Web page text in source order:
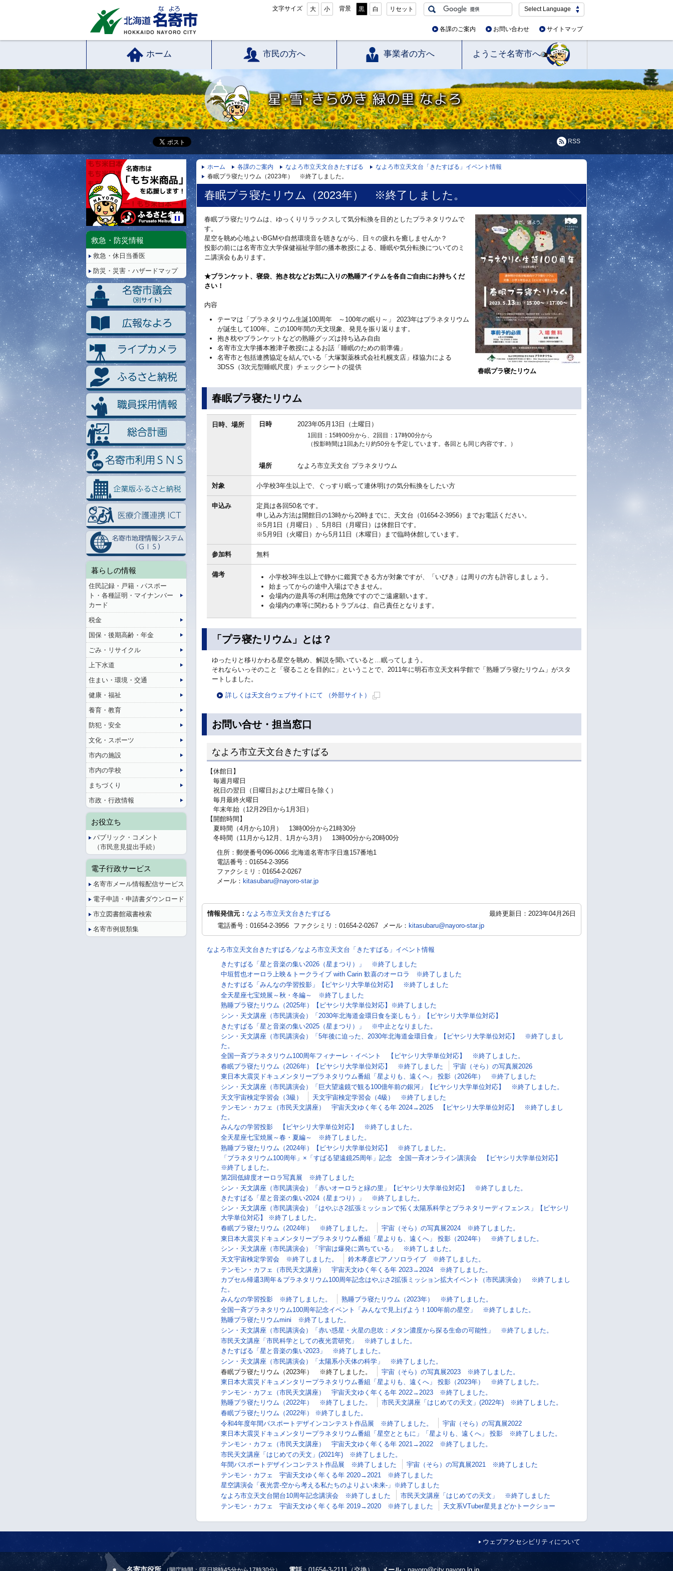
文字サイズ 大 小 背景 黒 白 リセット Select Language
各課のご案内 お問い合わせ サイトマップ
ホーム 市民の方へ 事業者の方へ ようこそ名寄市へ
星・雪・きらめき 緑の里 なよろ
RSS
ホーム 各課のご案内 なよろ市立天文台きたすばる
なよろ市立天文台「きたすばる」イベント情報
春眠プラ寝たリウム（2023年） ※終了しました。
春眠プラ寝たリウム（2023年） ※終了しました。
春眠プラ寝たリウム
春眠プラ寝たリウムは、ゆっくりリラックスして気分転換を目的としたプラネタリウムで
す。
星空を眺め心地よいBGMや自然環境音を聴きながら、日々の疲れを癒しませんか？
投影の前には名寄市立大学保健福祉学部の播本教授による、睡眠や気分転換についてのミ
ニ講演会もあります。
★ブランケット、寝袋、抱き枕などお気に入りの熟睡アイテムを各自ご自由にお持ちくだ
さい！
内容
テーマは「プラネタリウム生誕100周年 ～100年の眠り～」 2023年はプラネタリウム
が誕生して100年。この100年間の天文現象、発見を振り返ります。
抱き枕やブランケットなどの熟睡グッズは持ち込み自由
名寄市立大学播本雅津子教授によるお話「睡眠のための前準備」
名寄市と包括連携協定を結んでいる「大塚製薬株式会社札幌支店」様協力による
3DSS（3次元型睡眠尺度）チェックシートの提供
春眠プラ寝たリウム
日時、場所 日時 2023年05月13日（土曜日）
1回目：15時00分から、2回目：17時00分から
（投影時間は1回あたり約50分を予定しています。各回とも同じ内容です。）
場所 なよろ市立天文台 プラネタリウム
対象 小学校3年生以上で、ぐっすり眠って連休明けの気分転換をしたい方
申込み
定員は各回50名です。
申し込み方法は開館日の13時から20時までに、天文台（01654-2-3956）までお電話ください。
※5月1日（月曜日）、5月8日（月曜日）は休館日です。
※5月9日（火曜日）から5月11日（木曜日）まで臨時休館しています。
参加料 無料
備考
小学校3年生以上で静かに鑑賞できる方が対象ですが、「いびき」は周りの方も許容しましょう。
始まってからの途中入場はできません。
会場内の遊具等の利用は危険ですのでご遠慮願います。
会場内の車等に関わるトラブルは、自己責任となります。
「プラ寝たリウム」とは？
ゆったりと移りかわる星空を眺め、解説を聞いていると…眠ってしまう。
それならいっそのこと「寝ることを目的に」ということで、2011年に明石市立天文科学館で「熟睡プラ寝たリウム」がスタ
ートしました。
詳しくは天文台ウェブサイトにて （外部サイト）
で
お問い合せ・担当窓口
なよろ市立天文台きたすばる
【休館日】
毎週月曜日
祝日の翌日（日曜日および土曜日を除く）
毎月最終火曜日
年末年始（12月29日から1月3日）
【開館時間】
夏時間（4月から10月） 13時00分から21時30分
冬時間（11月から12月、1月から3月） 13時00分から20時00分
住所：郵便番号096-0066 北海道名寄市字日進157番地1
電話番号：01654-2-3956
ファクシミリ：01654-2-0267
メール： kitasubaru@nayoro-star.jp
最終更新日：2023年04月26日
情報発信元： なよろ市立天文台きたすばる
電話番号：01654-2-3956
ファクシミリ：01654-2-0267 メール： kitasubaru@nayoro-star.jp
なよろ市立天文台きたすばる／なよろ市立天文台「きたすばる」イベント情報
きたすばる「星と音楽の集い2026（星まつり）」 ※終了しました
中垣哲也オーロラ上映＆トークライブ with Carin 歓喜のオーロラ ※終了しました
きたすばる「みんなの学習投影」【ピヤシリ大学単位対応】 ※終了しました
全天星座七宝焼展～秋・冬編～ ※終了しました
熟睡プラ寝たリウム（2025年）【ピヤシリ大学単位対応】※終了しました
シン・天文講座（市民講演会）「2030年北海道金環日食を楽しもう」【ピヤシリ大学単位対応】
きたすばる「星と音楽の集い2025（星まつり）」 ※中止となりました。
シン・天文講座（市民講演会）「5年後に迫った、2030年北海道金環日食」【ピヤシリ大学単位対応】 ※終了しまし
た。
全国一斉プラネタリウム100周年フィナーレ・イベント 【ピヤシリ大学単位対応】 ※終了しました。
春眠プラ寝たリウム（2026年）【ピヤシリ大学単位対応】 ※終了しました
宇宙（そら）の写真展2026
東日本大震災ドキュメンタリープラネタリウム番組「星よりも、遠くへ」 投影（2026年） ※終了しました
シン・天文講座（市民講演会）「巨大望遠鏡で観る100億年前の銀河」【ピヤシリ大学単位対応】 ※終了しました。
天文宇宙検定学習会（3級）
天文宇宙検定学習会（4級） ※終了しました
テンモン・カフェ（市民天文講座） 宇宙天文ゆく年くる年 2024→2025 【ピヤシリ大学単位対応】 ※終了しまし
た。
みんなの学習投影 【ピヤシリ大学単位対応】 ※終了しました。
全天星座七宝焼展～春・夏編～ ※終了しました。
熟睡プラ寝たリウム（2024年）【ピヤシリ大学単位対応】 ※終了しました。
「プラネタリウム100周年」×「すばる望遠鏡25周年」記念 全国一斉オンライン講演会 【ピヤシリ大学単位対応】
※終了しました。
第2回低緯度オーロラ写真展 ※終了しました
シン・天文講座（市民講演会）「赤いオーロラと緑の里」【ピヤシリ大学単位対応】 ※終了しました。
きたすばる「星と音楽の集い2024（星まつり）」 ※終了しました。
シン・天文講座（市民講演会）「はやぶさ2拡張ミッションで拓く太陽系科学とプラネタリーディフェンス」【ピヤシリ
大学単位対応】 ※終了しました。
春眠プラ寝たリウム（2024年） ※終了しました。
宇宙（そら）の写真展2024 ※終了しました。
東日本大震災ドキュメンタリープラネタリウム番組「星よりも、遠くへ」 投影（2024年） ※終了しました。
シン・天文講座（市民講演会）「宇宙は爆発に満ちている」 ※終了しました。
天文宇宙検定学習会 ※終了しました。
鈴木孝彦ピアノソロライブ ※終了しました。
テンモン・カフェ（市民天文講座） 宇宙天文ゆく年くる年 2023→2024 ※終了しました。
カプセル帰還3周年＆プラネタリウム100周年記念はやぶさ2拡張ミッション拡大イベント（市民講演会） ※終了しまし
た。
みんなの学習投影 ※終了しました。
熟睡プラ寝たリウム（2023年） ※終了しました。
全国一斉プラネタリウム100周年記念イベント「みんなで見上げよう！100年前の星空」 ※終了しました。
熟睡プラ寝たリウムmini ※終了しました。
シン・天文講座（市民講演会）「赤い惑星・火星の息吹：メタン濃度から探る生命の可能性」 ※終了しました。
市民天文講座「市民科学としての夜光雲研究」 ※終了しました。
きたすばる「星と音楽の集い2023」 ※終了しました。
シン・天文講座（市民講演会）「太陽系小天体の科学」 ※終了しました。
春眠プラ寝たリウム（2023年） ※終了しました。
宇宙（そら）の写真展2023 ※終了しました。
東日本大震災ドキュメンタリープラネタリウム番組「星よりも、遠くへ」 投影（2023年） ※終了しました。
テンモン・カフェ（市民天文講座） 宇宙天文ゆく年くる年 2022→2023 ※終了しました。
熟睡プラ寝たリウム（2022年） ※終了しました。
市民天文講座「はじめての天文」(2022年) ※終了しました。
春眠プラ寝たリウム（2022年） ※終了しました。
令和4年度年間パスポートデザインコンテスト作品展 ※終了しました。
宇宙（そら）の写真展2022
東日本大震災ドキュメンタリープラネタリウム番組「星空とともに」「星よりも、遠くへ」 投影 ※終了しました。
テンモン・カフェ（市民天文講座） 宇宙天文ゆく年くる年 2021→2022 ※終了しました。
市民天文講座「はじめての天文」(2021年) ※終了しました。
年間パスポートデザインコンテスト作品展 ※終了しました
宇宙（そら）の写真展2021 ※終了しました
テンモン・カフェ 宇宙天文ゆく年くる年 2020→2021 ※終了しました
星空講演会「夜光雲‐空から考える私たちのよりよい未来‐」※終了しました
なよろ市立天文台開台10周年記念講演会 ※終了しました
市民天文講座「はじめての天文」 ※終了しました
テンモン・カフェ 宇宙天文ゆく年くる年 2019→2020 ※終了しました
天文系VTuber星見まどかトークショー
停
再
救急・防災情報
救急・休日当番医
防災・災害・ハザードマップ
暮らしの情報
住民記録・戸籍・パスポー
ト・各種証明・マイナンバー
カード
税金
国保・後期高齢・年金
ごみ・リサイクル
上下水道
住まい・環境・交通
健康・福祉
養育・教育
防犯・安全
文化・スポーツ
市内の施設
市内の学校
まちづくり
市政・行政情報
お役立ち
パブリック・コメント
（市民意見提出手続）
電子行政サービス
名寄市メール情報配信サービス
電子申請・申請書ダウンロード
市立図書館蔵書検索
名寄市例規類集
ウェブアクセシビリティについて
名寄市役所